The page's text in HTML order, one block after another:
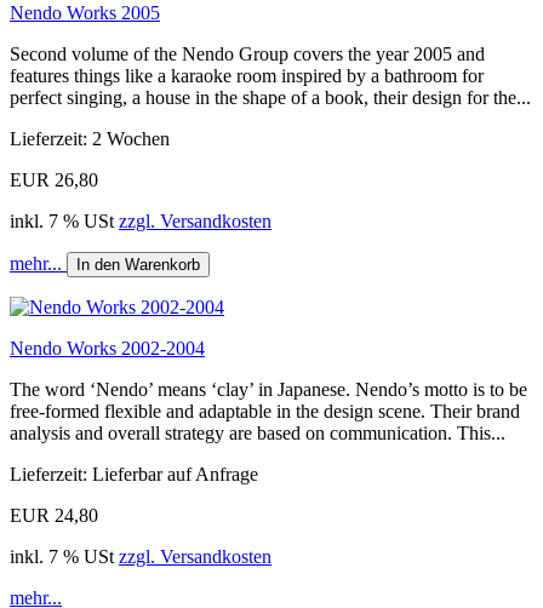
Nendo Works 2005
Second volume of the Nendo Group covers the year 2005 and
features things like a karaoke room inspired by a bathroom for
perfect singing, a house in the shape of a book, their design for the...
Lieferzeit: 2 Wochen
EUR 26,80
inkl. 7 % USt zzgl. Versandkosten
mehr... In den Warenkorb
Nendo Works 2002-2004
The word ‘Nendo’ means ‘clay’ in Japanese. Nendo’s motto is to be
free-formed flexible and adaptable in the design scene. Their brand
analysis and overall strategy are based on communication. This...
Lieferzeit: Lieferbar auf Anfrage
EUR 24,80
inkl. 7 % USt zzgl. Versandkosten
mehr...